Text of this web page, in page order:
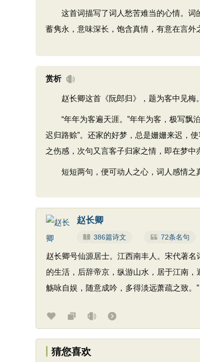
这首词描写了词人愁苦难当的心情。词
蓄隽永，意味深长，饱含真情，有意在言外
赏析
赵长卿这首《阮郎归》，题为客中见梅
“年年为客遍天涯。”年年为客，极写飘泊
迟归路赊”。还家的好梦，总是姗姗来迟，
之伤感，次句又言客子归家之情，即在梦中
短短两句，便可动人之心，词人感情之
赵长卿
386篇诗文 72条名句
赵长卿号仙源居士。江西南丰人。宋代著
的生活，后辞帝京，纵游山水，居于江南
觞咏自娱，随意成吟，多得淡远萧疏之致。”
猜您喜欢